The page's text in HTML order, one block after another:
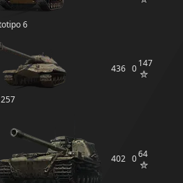
6
436 0147
402 064